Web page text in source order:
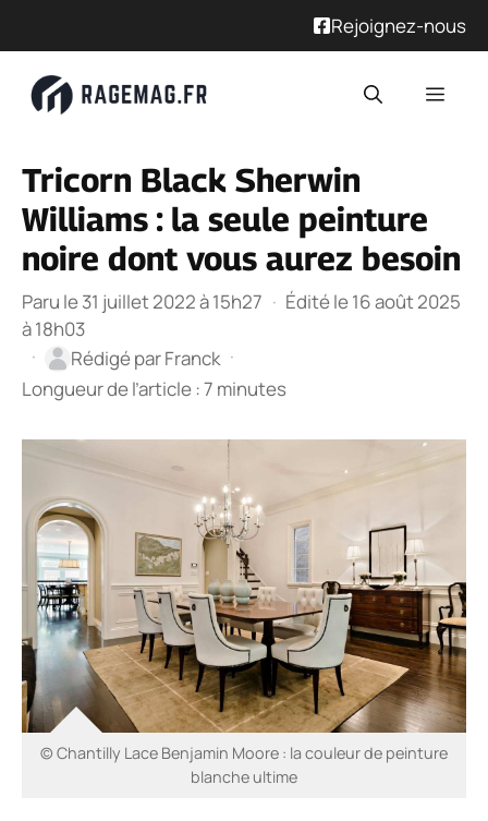
Rejoignez-nous
Tricorn Black Sherwin
Williams : la seule peinture
noire dont vous aurez besoin
Paru le 31 juillet 2022 à 15h27 · Édité le 16 août 2025
à 18h03
·
Rédigé parFranck ·
Longueur de l’article : 7 minutes
© Chantilly Lace Benjamin Moore : la couleur de peinture
blanche ultime